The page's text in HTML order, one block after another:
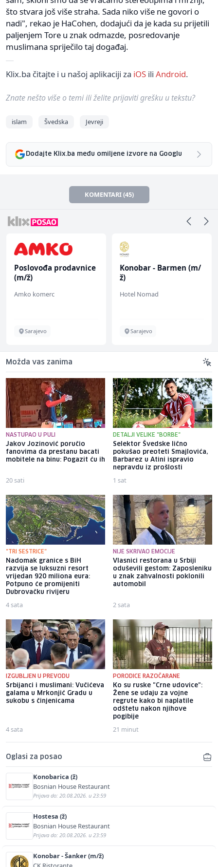
što stvara još više straha. Sada niko više ne govori o
nadi", rekao je HaCohen, dodajući da je kada su prijetili
paljenjem Tore u znak odmazde, posredovanje
muslimana spriječilo taj događaj.
Klix.ba čitajte i u našoj aplikaciji za iOS ili Android.
Znate nešto više o temi ili želite prijaviti grešku u tekstu?
islam Švedska Jevreji
Dodajte Klix.ba među omiljene izvore na Googlu
KOMENTARI (45)
Poslovođa prodavnice
(m/ž)
Amko komerc
Sarajevo
Konobar - Barmen (m/
ž)
Hotel Nomad
Sarajevo
Možda vas zanima
NASTUPAO U PULI
Jakov Jozinović poručio
fanovima da prestanu bacati
mobitele na binu: Pogazit ću ih
20 sati
DETALJI VELIKE "BORBE"
Selektor Švedske lično
pokušao preoteti Smajlovića,
Barbarez u Atini ispravio
nepravdu iz prošlosti
1 sat
"TRI SESTRICE"
Nadomak granice s BiH
razvija se luksuzni resort
vrijedan 920 miliona eura:
Potpuno će promijeniti
Dubrovačku rivijeru
4 sata
NIJE SKRIVAO EMOCIJE
Vlasnici restorana u Srbiji
oduševili gestom: Zaposleniku
u znak zahvalnosti poklonili
automobil
2 sata
IZGUBLJEN U PREVODU
Srbijanci i muslimani: Vučićeva
galama u Mrkonjić Gradu u
sukobu s činjenicama
4 sata
PORODICE RAZOČARANE
Ko su ruske "Crne udovice":
Žene se udaju za vojne
regrute kako bi naplatile
odštetu nakon njihove
pogibije
21 minut
Oglasi za posao
Konobarica (ž)
Bosnian House Restaurant
Prijava do: 20.08.2026. u 23:59
Hostesa (ž)
Bosnian House Restaurant
Prijava do: 20.08.2026. u 23:59
Konobar - Šanker (m/ž)